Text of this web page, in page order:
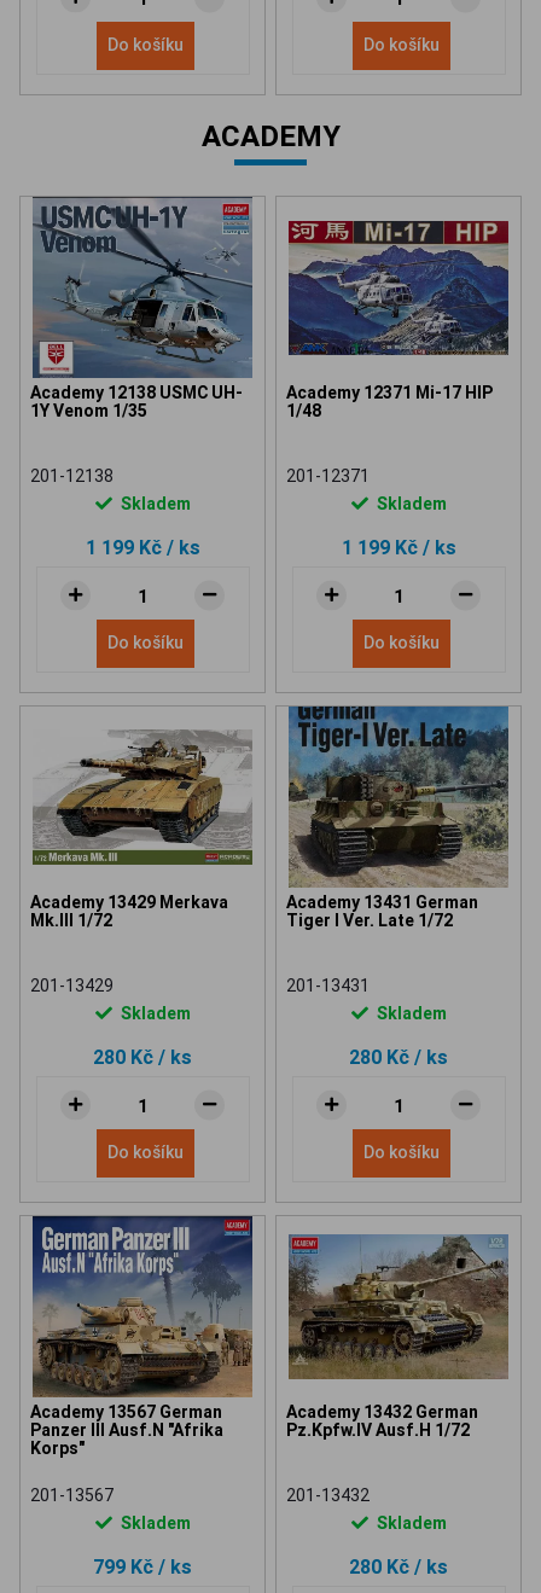
Do košíku Do košíku
ACADEMY
Academy 12138 USMC UH-
1Y Venom 1/35
201-12138
Skladem
1 199 Kč / ks
Do košíku
Academy 12371 Mi-17 HIP
1/48
201-12371
Skladem
1 199 Kč / ks
Do košíku
Academy 13429 Merkava
Mk.III 1/72
201-13429
Skladem
280 Kč / ks
Do košíku
Academy 13431 German
Tiger I Ver. Late 1/72
201-13431
Skladem
280 Kč / ks
Do košíku
Academy 13567 German
Panzer III Ausf.N "Afrika
Korps"
201-13567
Skladem
799 Kč / ks
Academy 13432 German
Pz.Kpfw.IV Ausf.H 1/72
201-13432
Skladem
280 Kč / ks